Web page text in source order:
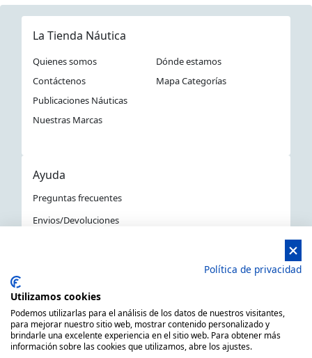
La Tienda Náutica
Quienes somos
Dónde estamos
Contáctenos
Mapa Categorías
Publicaciones Náuticas
Nuestras Marcas
Ayuda
Preguntas frecuentes
Envios/Devoluciones
La Tienda Náutica en Barcelona
Política de privacidad
Utilizamos cookies
Podemos utilizarlas para el análisis de los datos de nuestros visitantes,
para mejorar nuestro sitio web, mostrar contenido personalizado y
brindarle una excelente experiencia en el sitio web. Para obtener más
información sobre las cookies que utilizamos, abre los ajustes.